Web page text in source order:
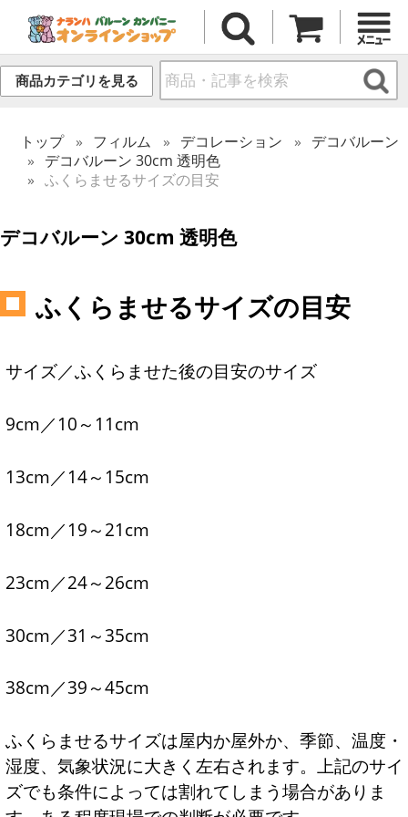
商品カテゴリを見る
トップ フィルム デコレーション
デコバルーン
デコバルーン 30cm 透明色
ふくらませるサイズの目安
デコバルーン 30cm 透明色
ふくらませるサイズの目安
サイズ／ふくらませた後の目安のサイズ
9cm／10～11cm
13cm／14～15cm
18cm／19～21cm
23cm／24～26cm
30cm／31～35cm
38cm／39～45cm
ふくらませるサイズは屋内か屋外か、季節、温度・
湿度、気象状況に大きく左右されます。上記のサイ
ズでも条件によっては割れてしまう場合がありま